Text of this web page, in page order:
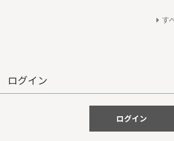
す
ログイン
ログイン